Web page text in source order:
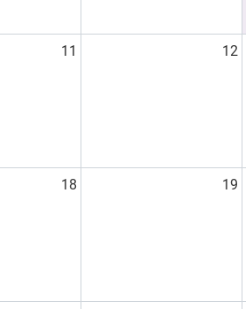
11 12
18 19